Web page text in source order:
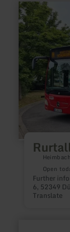
Heimbach
Open
Further
6, 52349
Translate
learn
more
about:
Rurtalbus
GmbH